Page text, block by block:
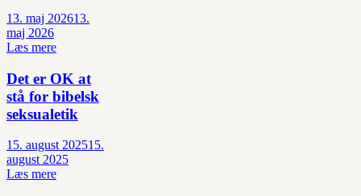
13. maj 202613.
maj 2026
Læs mere
Det er OK at
stå for bibelsk
seksualetik
15. august 202515.
august 2025
Læs mere